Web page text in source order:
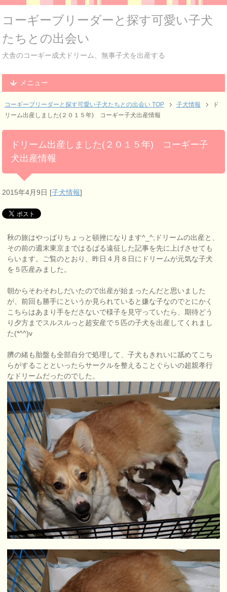
コーギーブリーダーと探す可愛い子犬
たちとの出会い
犬舎のコーギー成犬ドリーム、無事子犬を出産する
メニュー
コーギーブリーダーと探す可愛い子犬たちとの出会い TOP 子犬情報
ド
リーム出産しました(２０１５年) コーギー子犬出産情報
ドリーム出産しました(２０１５年) コーギー子
犬出産情報
2015年4月9日 [子犬情報]
秋の旅はやっぱりちょっと頓挫になります^_^;ドリームの出産と、
その前の週末東京まではるばる遠征した記事を先に上げさせても
らいます。ご覧のとおり、昨日４月８日にドリームが元気な子犬
を５匹産みました。
朝からそわそわしだいたので出産が始まったんだと思いました
が、前回も勝手にというか見られていると嫌な子なのでとにかく
こちらはあまり手をださないで様子を見守っていたら、期待どう
り夕方までスルスルっと超安産で５匹の子犬を出産してくれまし
た(*^^)v
臍の緒も胎盤も全部自分で処理して、子犬もきれいに舐めてこち
らがすることといったらサークルを整えることぐらいの超親孝行
なドリームだったのでした。